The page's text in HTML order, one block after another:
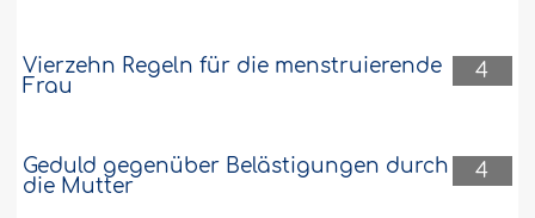
4
Vierzehn Regeln für die menstruierende
Frau
4
Geduld gegenüber Belästigungen durch
die Mutter